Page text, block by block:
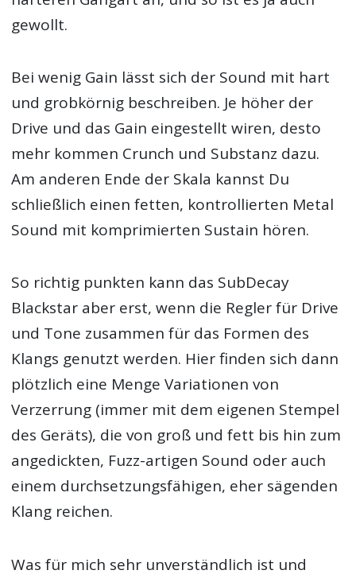
gewollt.
Bei wenig Gain lässt sich der Sound mit hart
und grobkörnig beschreiben. Je höher der
Drive und das Gain eingestellt wiren, desto
mehr kommen Crunch und Substanz dazu.
Am anderen Ende der Skala kannst Du
schließlich einen fetten, kontrollierten Metal
Sound mit komprimierten Sustain hören.
So richtig punkten kann das SubDecay
Blackstar aber erst, wenn die Regler für Drive
und Tone zusammen für das Formen des
Klangs genutzt werden. Hier finden sich dann
plötzlich eine Menge Variationen von
Verzerrung (immer mit dem eigenen Stempel
des Geräts), die von groß und fett bis hin zum
angedickten, Fuzz-artigen Sound oder auch
einem durchsetzungsfähigen, eher sägenden
Klang reichen.
Was für mich sehr unverständlich ist und